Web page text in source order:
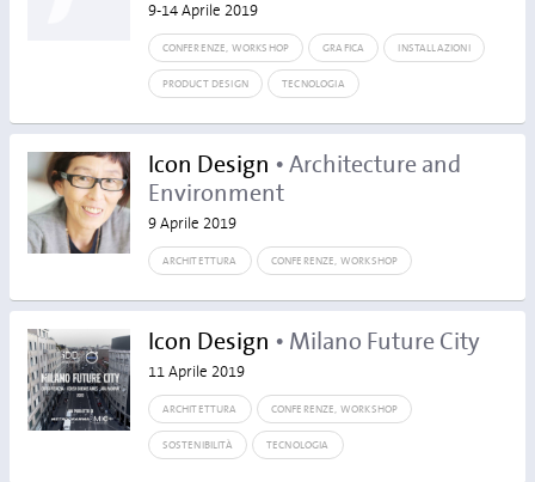
9-14 Aprile 2019
CONFERENZE, WORKSHOP GRAFICA INSTALLAZIONI
PRODUCT DESIGN TECNOLOGIA
Icon Design • Architecture and
Environment
9 Aprile 2019
ARCHITETTURA CONFERENZE, WORKSHOP
Icon Design • Milano Future City
11 Aprile 2019
ARCHITETTURA CONFERENZE, WORKSHOP
SOSTENIBILITÀ TECNOLOGIA